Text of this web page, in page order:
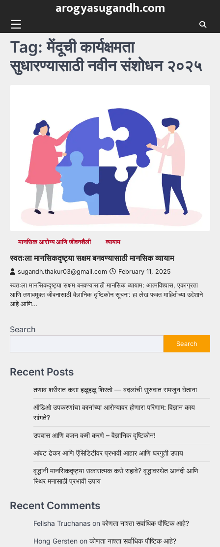
content
arogyasugandh.com
Tag:मेंदूची कार्यक्षमता
सुधारण्यासाठी नवीन संशोधन २०२५
मानसिक आरोग्य आणि जीवनशैली व्यायाम
स्वतःला मानसिकदृष्ट्या सक्षम बनवण्यासाठी मानसिक व्यायाम
sugandh.thakur03@gmail.com February 11, 2025
स्वतःला मानसिकदृष्ट्या सक्षम बनवण्यासाठी मानसिक व्यायाम: आत्मविश्वास, एकाग्रता
आणि तणावमुक्त जीवनासाठी वैज्ञानिक दृष्टिकोन सूचना: हा लेख फक्त माहितीच्या उद्देशाने
आहे आणि…
Search
Search
Recent Posts
तणाव शरीरात कसा हळूहळू शिरतो — बदलांची सुरुवात समजून घेताना
ऑडिओ उपकरणांचा कानांच्या आरोग्यावर होणारा परिणाम: विज्ञान काय
सांगते?
उपवास आणि वजन कमी करणे – वैज्ञानिक दृष्टिकोन!
आंबट ढेकर आणि ऍसिडिटीवर प्रभावी आहार आणि घरगुती उपाय
वृद्धांनी मानसिकदृष्ट्या सकारात्मक कसे राहावे? वृद्धावस्थेत आनंदी आणि
स्थिर मनासाठी प्रभावी उपाय
Recent Comments
Felisha Truchanas on कोणता नाश्ता सर्वाधिक पौष्टिक आहे?
Hong Gersten on कोणता नाश्ता सर्वाधिक पौष्टिक आहे?